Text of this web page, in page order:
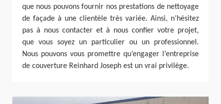
que nous pouvons fournir nos prestations de nettoyage
de façade à une clientèle très variée. Ainsi, n’hésitez
pas à nous contacter et à nous confier votre projet,
que vous soyez un particulier ou un professionnel.
Nous pouvons vous promettre qu’engager l’entreprise
de couverture Reinhard Joseph est un vrai privilège.